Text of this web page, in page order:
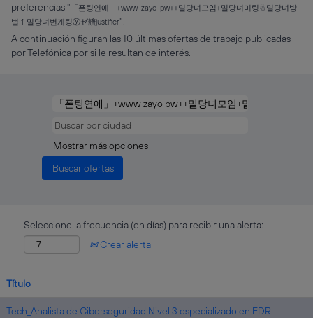
preferencias " 「폰팅연애」+www-zayo-pw++밀당녀모임+밀당녀미팅☃밀당녀방
법↑밀당녀번개팅ⓨゼ艩justifier".
A continuación figuran las 10 últimas ofertas de trabajo publicadas
por Telefónica por si le resultan de interés.
Mostrar más opciones
Seleccione la frecuencia (en días) para recibir una alerta:
Crear alerta
Título
Tech_Analista de Ciberseguridad Nivel 3 especializado en EDR